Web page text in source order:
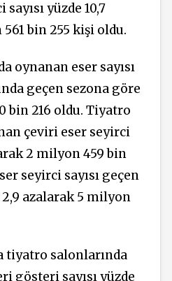
yüzde 10,7
bin 255 kişi oldu.
oynanan eser sayısı
geçen sezona göre
bin 216 oldu. Tiyatro
çeviri eser seyirci
2 milyon 459 bin
seyirci sayısı geçen
azalarak 5 milyon
tiyatro salonlarında
gösteri sayısı yüzde